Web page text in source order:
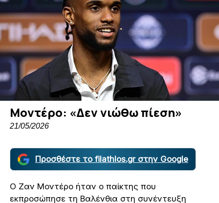
Μοντέρο: «Δεν νιώθω πίεση»
21/05/2026
Προσθέστε το filathlos.gr στην Google
Ο Ζαν Μοντέρο ήταν ο παίκτης που
εκπροσώπησε τη Βαλένθια στη συνέντευξη